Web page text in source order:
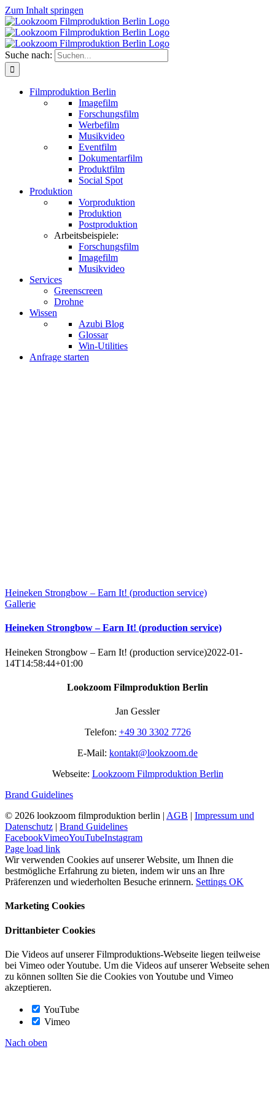
Zum Inhalt springen
Suche nach:
Filmproduktion Berlin
Imagefilm
Forschungsfilm
Werbefilm
Musikvideo
Eventfilm
Dokumentarfilm
Produktfilm
Social Spot
Produktion
Vorproduktion
Produktion
Postproduktion
Arbeitsbeispiele:
Forschungsfilm
Imagefilm
Musikvideo
Services
Greenscreen
Drohne
Wissen
Azubi Blog
Glossar
Win-Utilities
Anfrage starten
Heineken Strongbow – Earn It! (production service)
Gallerie
Heineken Strongbow – Earn It! (production service)
Heineken Strongbow – Earn It! (production service)2022-01-
14T14:58:44+01:00
Lookzoom Filmproduktion Berlin
Jan Gessler
Telefon: +49 30 3302 7726
E-Mail: kontakt@lookzoom.de
Webseite: Lookzoom Filmproduktion Berlin
Brand Guidelines
© 2026 lookzoom filmproduktion berlin | AGB | Impressum und
Datenschutz | Brand Guidelines
FacebookVimeoYouTubeInstagram
Page load link
Wir verwenden Cookies auf unserer Website, um Ihnen die
bestmögliche Erfahrung zu bieten, indem wir uns an Ihre
Präferenzen und wiederholten Besuche erinnern. Settings OK
Marketing Cookies
Drittanbieter Cookies
Die Videos auf unserer Filmproduktions-Webseite liegen teilweise
bei Vimeo oder Youtube. Um die Videos auf unserer Webseite sehen
zu können sollten Sie die Cookies von Youtube und Vimeo
akzeptieren.
YouTube
Vimeo
Nach oben